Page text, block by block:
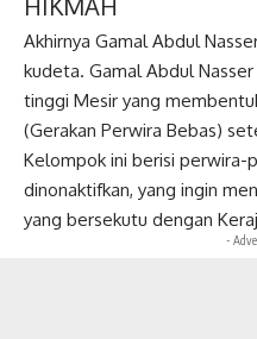
Akhirnya Gamal Abdul
kudeta. Gamal Abdul
tinggi Mesir yang
(Gerakan Perwira Bebas)
Kelompok ini berisi perwira-
dinonaktifkan, yang ingin
yang bersekutu dengan
-